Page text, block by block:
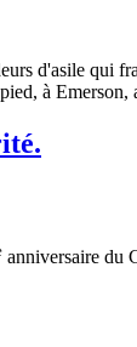
d'asile qui
à Emerson,
anniversaire du